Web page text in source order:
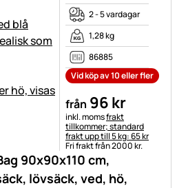
90x90x110 cm,
lövsäck, ved, hö,
2 - 5 vardagar
1,28 kg
86885
Vid köp av 10 eller fler
från 96 kr
Skatteinformation:
inkl. momsfrakt
tillkommer; standard
frakt upp till 5 kg: 65 kr
Fri frakt från 2000 kr.